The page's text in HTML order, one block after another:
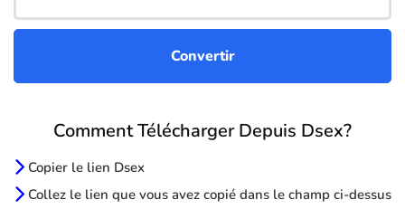
Comment Télécharger Depuis Dsex?
Copier le lien Dsex
Collez le lien que vous avez copié dans le champ ci-dessus